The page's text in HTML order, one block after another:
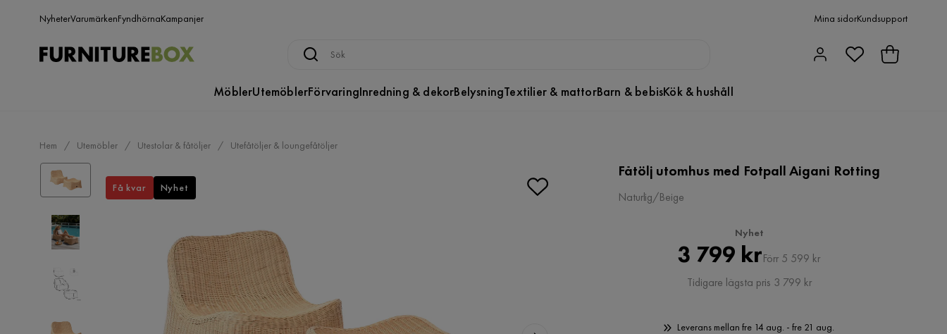
NyheterVarumärkenFyndhörnaKampanjer Mina sidorKundsupport
MöblerUtemöblerFörvaringInredning & dekorBelysningTextilier & mattorBarn & bebisKök & hushåll
Hem Utemöbler Utestolar & fåtöljer Utefåtöljer & loungefåtöljer
Få kvar Nyhet
Fåtölj utomhus med Fotpall Aigani Rotting
Naturlig/Beige
Nyhet
Pris
3 799 krOriginal
Pris
Förr 5 599 kr
Tidigare lägsta pris 3 799 kr
Leverans mellan fre 14 aug. - fre 21 aug.